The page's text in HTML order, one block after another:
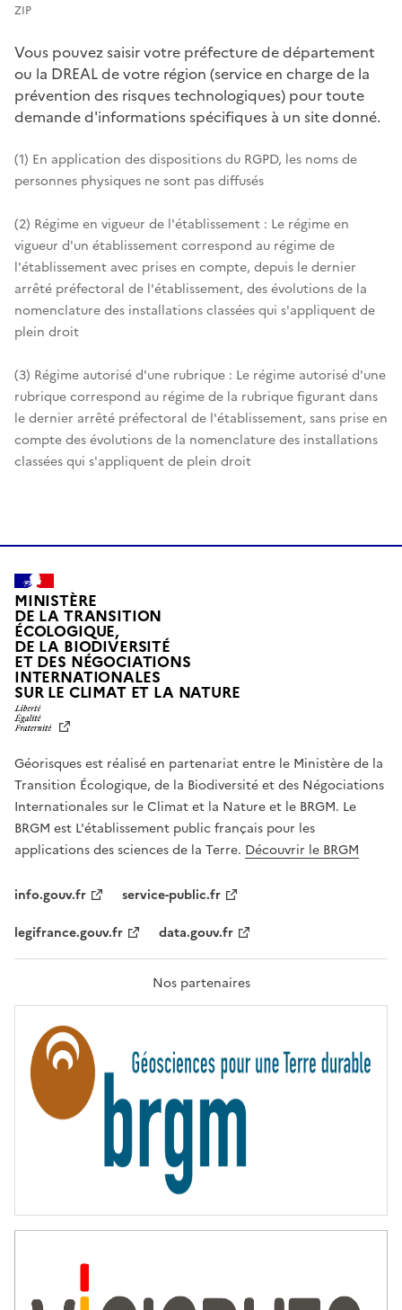
ZIP
Vous pouvez saisir votre préfecture de département
ou la DREAL de votre région (service en charge de la
prévention des risques technologiques) pour toute
demande d'informations spécifiques à un site donné.
(1) En application des dispositions du RGPD, les noms de
personnes physiques ne sont pas diffusés
(2) Régime en vigueur de l'établissement : Le régime en
vigueur d'un établissement correspond au régime de
l'établissement avec prises en compte, depuis le dernier
arrêté préfectoral de l'établissement, des évolutions de la
nomenclature des installations classées qui s'appliquent de
plein droit
(3) Régime autorisé d'une rubrique : Le régime autorisé d'une
rubrique correspond au régime de la rubrique figurant dans
le dernier arrêté préfectoral de l'établissement, sans prise en
compte des évolutions de la nomenclature des installations
classées qui s'appliquent de plein droit
MINISTÈRE
DE LA TRANSITION
ÉCOLOGIQUE,
DE LA BIODIVERSITÉ
ET DES NÉGOCIATIONS
INTERNATIONALES
SUR LE CLIMAT ET LA NATUREL
T
É
,
É
G
A
L
F
A
T
R
T
É
Géorisques est réalisé en partenariat entre le Ministère de la
Transition Écologique, de la Biodiversité et des Négociations
Internationales sur le Climat et la Nature et le BRGM. Le
BRGM est L'établissement public français pour les
applications des sciences de la Terre. Découvrir le BRGM
info.gouv.fr
service-public.fr
legifrance.gouv.fr
data.gouv.fr
Nos partenaires